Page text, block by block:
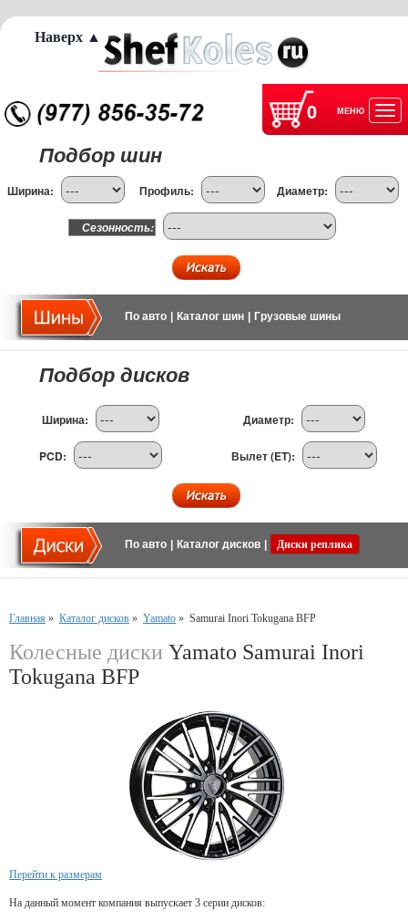
0 МЕНЮ
Подбор шин
Ширина: Профиль: Диаметр:
Сезонность:
По авто Каталог шин Грузовые шины
Подбор дисков
Ширина: Диаметр:
PCD: Вылет (ET):
По авто Каталог дисков Диски реплика
Главная » Каталог дисков » Yamato » Samurai Inori Tokugana BFP
Колесные диски Yamato Samurai Inori
Tokugana BFP
Перейти к размерам
На данный момент компания выпускает 3 серии дисков:
Наверх ▲